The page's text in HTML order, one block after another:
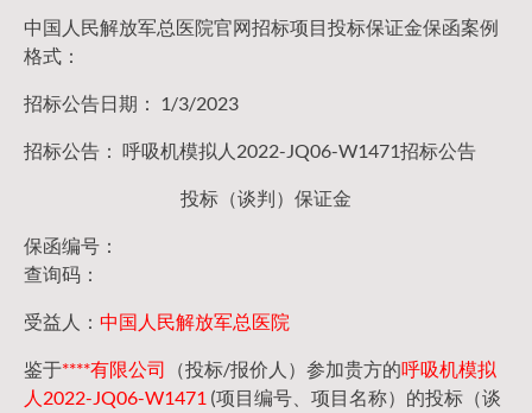
中国人民解放军总医院官网招标项目投标保证金保函案例
格式：
招标公告日期： 1/3/2023
招标公告： 呼吸机模拟人2022-JQ06-W1471招标公告
投标（谈判）保证金
保函编号：
查询码：
受益人： 中国人民解放军总医院
鉴于****有限公司 （投标/报价人）参加贵方的呼吸机模拟
人2022-JQ06-W1471 (项目编号、项目名称）的投标（谈